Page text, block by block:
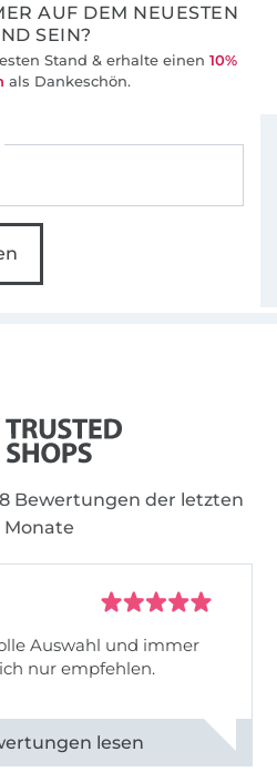
AUF DEM NEUESTEN
SEIN?
Stand & erhalte einen 10%
als Dankeschön.
Bewertungen der letzten
Monate
Auswahl und immer
nur empfehlen.
ansehen